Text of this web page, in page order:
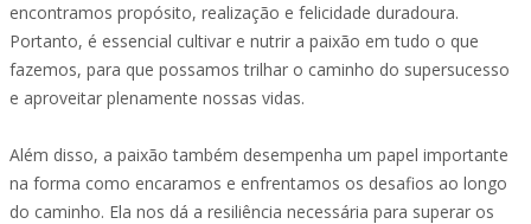
encontramos propósito, realização e felicidade duradoura.
Portanto, é essencial cultivar e nutrir a paixão em tudo o que
fazemos, para que possamos trilhar o caminho do supersucesso
e aproveitar plenamente nossas vidas.
Além disso, a paixão também desempenha um papel importante
na forma como encaramos e enfrentamos os desafios ao longo
do caminho. Ela nos dá a resiliência necessária para superar os